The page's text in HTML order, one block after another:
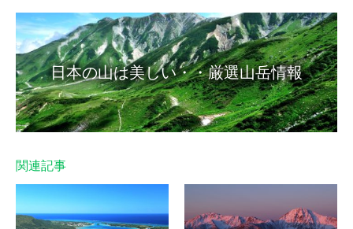
日本の山は美しい・・厳選山岳情報
関連記事